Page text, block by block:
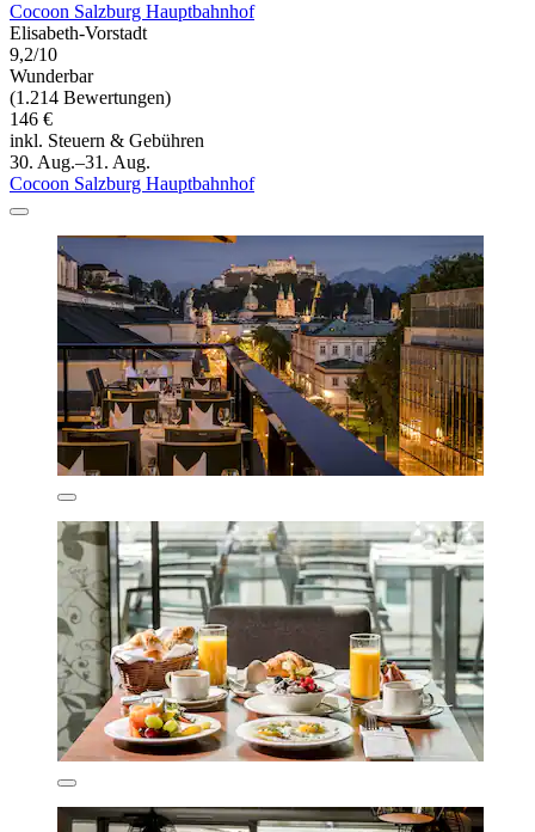
Cocoon Salzburg Hauptbahnhof
Elisabeth-Vorstadt
9,2/10
Wunderbar
(1.214 Bewertungen)
146 €
inkl. Steuern & Gebühren
30. Aug.–31. Aug.
Cocoon Salzburg Hauptbahnhof